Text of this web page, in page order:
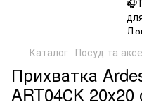
Каталог Посуд та
Прихватка
ART04СK 20х20